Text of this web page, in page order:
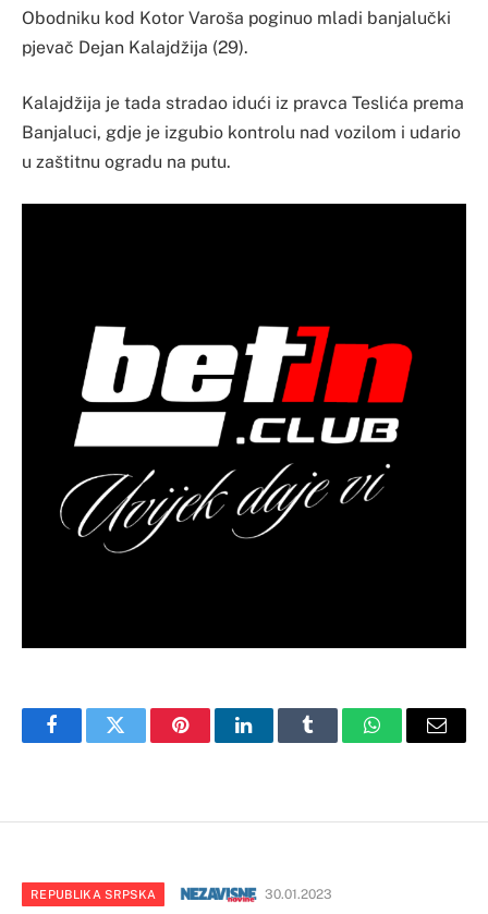
Obodniku kod Kotor Varoša poginuo mladi banjalučki
pjevač Dejan Kalajdžija (29).
Kalajdžija je tada stradao idući iz pravca Teslića prema
Banjaluci, gdje je izgubio kontrolu nad vozilom i udario
u zaštitnu ogradu na putu.
FacebookTwitter PinterestLinkedInTumblr WhatsAppEmail
REPUBLIKA SRPSKA 30.01.2023